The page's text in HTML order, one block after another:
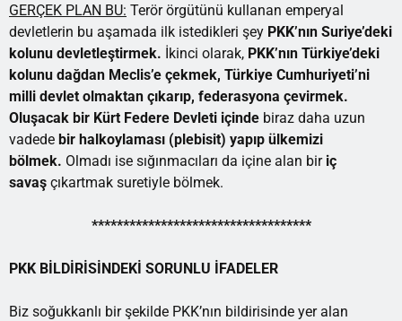
GERÇEK PLAN BU: Terör örgütünü kullanan emperyal
devletlerin bu aşamada ilk istedikleri şey PKK’nın Suriye’deki
kolunu devletleştirmek. İkinci olarak, PKK’nın Türkiye’deki
kolunu dağdan Meclis’e çekmek, Türkiye Cumhuriyeti’ni
milli devlet olmaktan çıkarıp, federasyona çevirmek.
Oluşacak bir Kürt Federe Devleti içinde biraz daha uzun
vadede bir halkoylaması (plebisit) yapıp ülkemizi
bölmek. Olmadı ise sığınmacıları da içine alan bir iç
savaş çıkartmak suretiyle bölmek.
***********************************
PKK BİLDİRİSİNDEKİ SORUNLU İFADELER
Biz soğukkanlı bir şekilde PKK’nın bildirisinde yer alan